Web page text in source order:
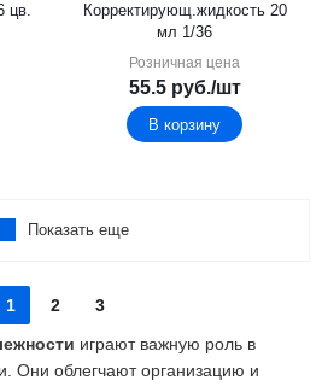
цв.
Корректирующ.жидкость 20
мл 1/36
Розничная цена
55.5руб./шт
В корзину
Показать еще
1 2
3
играют важную роль в
Они облегчают организацию и